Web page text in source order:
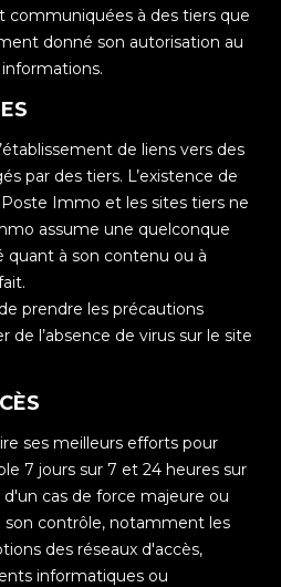
communiquées à des tiers que
donné son autorisation au
de liens vers des
par des tiers. L’existence de
Immo et les sites tiers ne
assume une quelconque
quant à son contenu ou à
prendre les précautions
de l’absence de virus sur le site
ses meilleurs efforts pour
7 jours sur 7 et 24 heures sur
cas de force majeure ou
contrôle, notamment les
des réseaux d'accès,
informatiques ou